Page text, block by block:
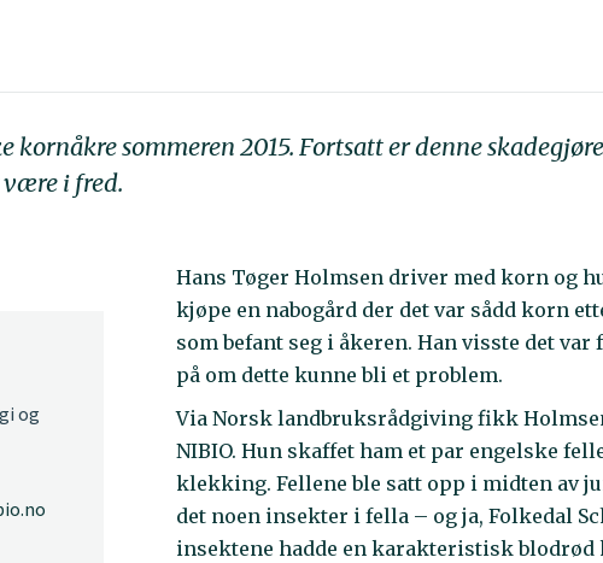
sommeren 2015. Fortsatt er denne
i fred.
Hans Tøger Holmsen driver med korn og
kjøpe en nabogård der det var sådd korn
som befant seg i åkeren. Han visste det
på om dette kunne bli et problem.
Via Norsk landbruksrådgiving fikk
NIBIO. Hun skaffet ham et par engelske
klekking. Fellene ble satt opp i midten av
det noen insekter i fella – og ja, Folkedal
insektene hadde en karakteristisk
og